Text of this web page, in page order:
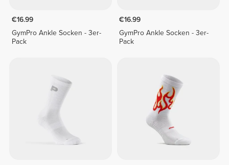
€16.99
GymPro Ankle Socken - 3er-
Pack
€16.99
GymPro Ankle Socken - 3er-
Pack